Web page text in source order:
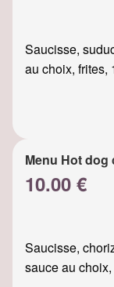
Saucisse,
au choix, frites,
Menu Hot dog
10.00 €
Saucisse,
sauce au